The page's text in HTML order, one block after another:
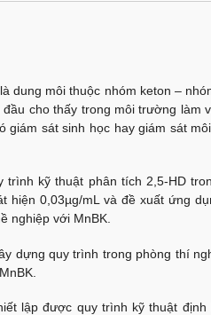
dung môi thuộc nhóm keton –
cho thấy trong môi trường làm
giám sát sinh học hay giám sát
trình kỹ thuật phân tích 2,5-HD
hiện 0,03µg/mL và đề xuất ứng
nghiệp với MnBK.
dựng quy trình trong phòng thí
lập được quy trình kỹ thuật